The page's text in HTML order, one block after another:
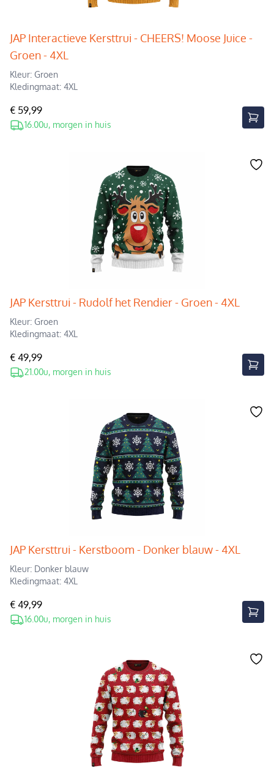
JAP Interactieve Kersttrui - CHEERS! Moose Juice -
Groen - 4XL
Kleur: Groen
Kledingmaat: 4XL
€ 59,99
16.00u, morgen in huis
JAP Kersttrui - Rudolf het Rendier - Groen - 4XL
Kleur: Groen
Kledingmaat: 4XL
€ 49,99
21.00u, morgen in huis
JAP Kersttrui - Kerstboom - Donker blauw - 4XL
Kleur: Donker blauw
Kledingmaat: 4XL
€ 49,99
16.00u, morgen in huis